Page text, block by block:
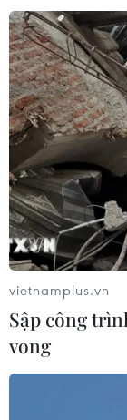
vietnamplus.vn
Sập công
vong